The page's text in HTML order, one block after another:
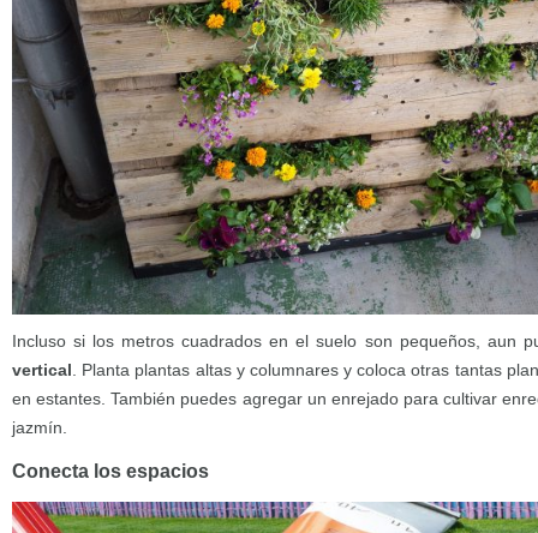
Incluso si los metros cuadrados en el suelo son pequeños, aun
vertical . Planta plantas altas y columnares y coloca otras tantas
en estantes. También puedes agregar un enrejado para cultivar
jazmín.
Conecta los espacios